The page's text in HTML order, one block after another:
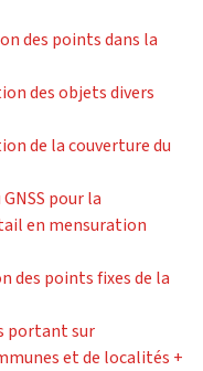
des points dans la
des objets divers
de la couverture du
pour la
en mensuration
des points fixes de la
portant sur
et de localités +